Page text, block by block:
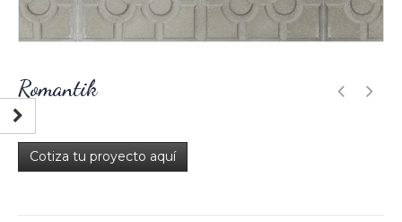
Romantik
Cotiza tu proyecto aquí